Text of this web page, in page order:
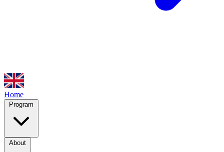
Home
Program
About